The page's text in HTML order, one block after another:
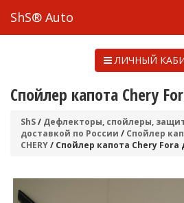
ShS® Auto
ЛИЧНЫЙ
Спойлер капота Chery
ShS/ Дефлекторы, спойлеры,
доставкой по России / Спойлер
CHERY/ Спойлер капота Chery